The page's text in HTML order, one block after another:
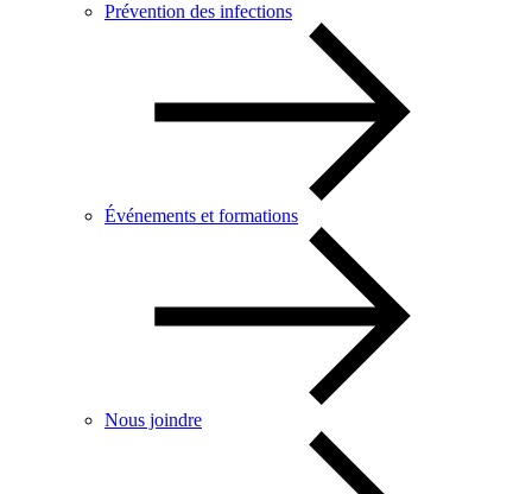
Prévention des infections
Événements et formations
Nous joindre